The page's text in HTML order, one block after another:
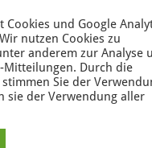
0 Kommentare
Fussball-WM und
wollen. Für
12. Juni 2026 ab
und Google
nutzen Cookies zu
anderem zur Analyse
Durch die
Sie der
sie der Verwendung aller